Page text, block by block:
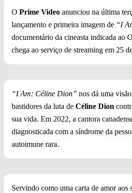
O Prime Video anunciou na última
lançamento e primeira imagem de “I
documentário da cineasta indicada ao
chega ao serviço de streaming em 25
“I Am: Céline Dion” nos dá uma
bastidores da luta de Céline Dion
sua vida. Em 2022, a cantora
diagnosticada com a síndrome da
autoimune rara.
Servindo como uma carta de amor aos